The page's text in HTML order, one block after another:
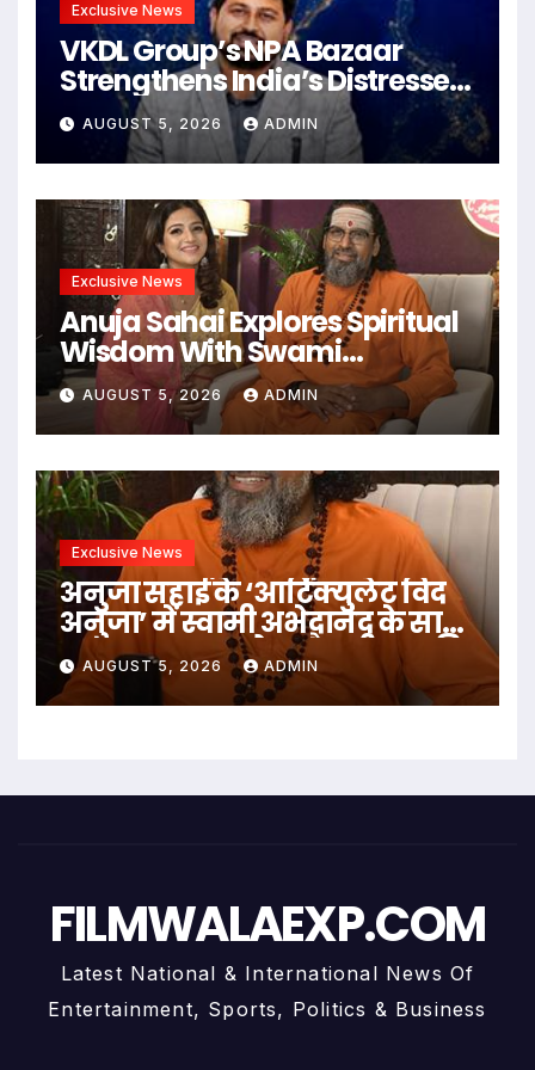
Exclusive News
VKDL Group’s NPA Bazaar
Strengthens India’s Distressed
Asset Resolution Ecosystem
Under The Leadership Of V K
Dubey
AUGUST 5, 2026 ADMIN
Exclusive News
Anuja Sahai Explores Spiritual
Wisdom With Swami
Abhedananda On Articulate
With Anuja
AUGUST 5, 2026 ADMIN
Exclusive News
अनुजा सहाई के ‘आर्टिक्युलेट विद
अनुजा’ में स्वामी अभेदानंद के साथ
अध्यात्म, आत्मबोध और जीवन की
गहन यात्रा
AUGUST 5, 2026 ADMIN
FILMWALAEXP.COM
Latest National & International News Of
Entertainment, Sports, Politics & Business